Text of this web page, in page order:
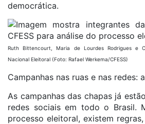
democrática.
Ruth Bittencourt, Maria de Lourdes Rodrigues e
Nacional Eleitoral (Foto: Rafael Werkema/CFESS)
Campanhas nas ruas e nas redes:
As campanhas das chapas já
redes sociais em todo o Brasil.
processo eleitoral, existem